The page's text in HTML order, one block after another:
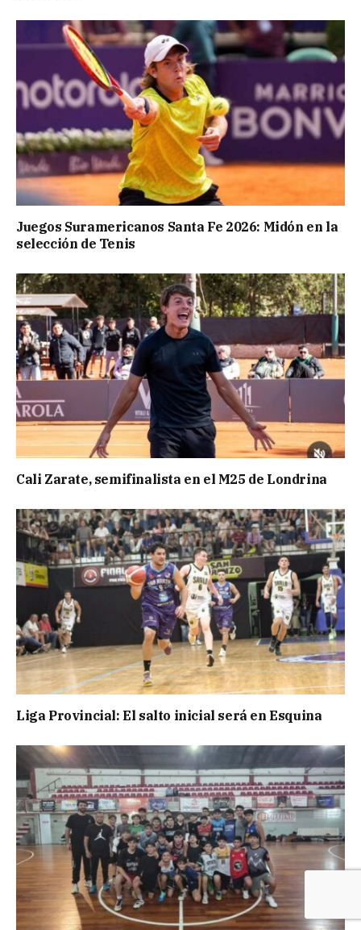
Juegos Suramericanos Santa Fe 2026: Midón en la
selección de Tenis
Cali Zarate, semifinalista en el M25 de Londrina
Liga Provincial: El salto inicial será en Esquina